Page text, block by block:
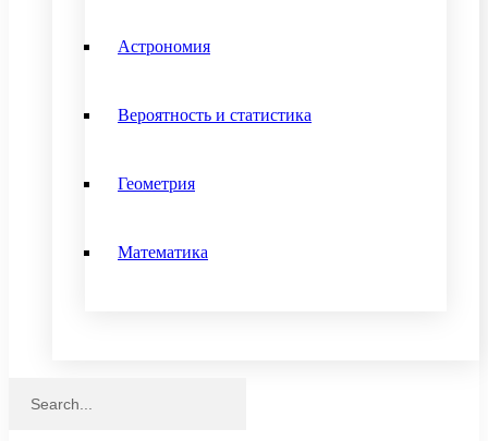
Астрономия
Вероятность и статистика
Геометрия
Математика